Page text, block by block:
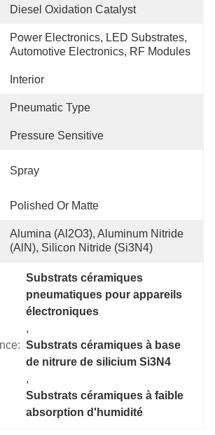
Diesel Oxidation Catalyst
Power Electronics, LED Substrates,
Automotive Electronics, RF Modules
Interior
Pneumatic Type
Pressure Sensitive
Spray
Polished Or Matte
Alumina (Al2O3), Aluminum Nitride
(AlN), Silicon Nitride (Si3N4)
Substrats céramiques
pneumatiques pour appareils
électroniques
,
Substrats céramiques à base
de nitrure de silicium Si3N4
,
Substrats céramiques à faible
absorption d'humidité